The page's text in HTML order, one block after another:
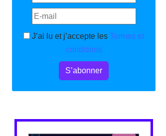
J’ai lu et j’accepte les Termes et
conditions
S’abonner